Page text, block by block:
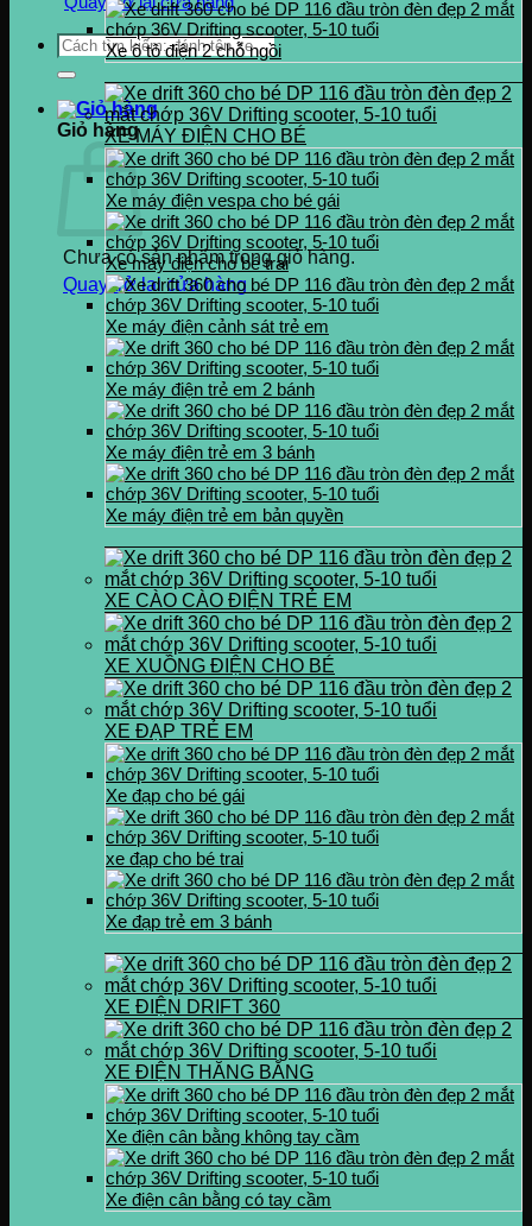
Tìm
kiếm:
Giỏ hàng
Chưa có sản phẩm trong giỏ hàng.
Quay trở lại cửa hàng
Xe ô tô điện 2 chỗ ngồi
XE MÁY ĐIỆN CHO BÉ
Xe máy điện vespa cho bé gái
Xe máy điện cho bé trai
Xe máy điện cảnh sát trẻ em
Xe máy điện trẻ em 2 bánh
Xe máy điện trẻ em 3 bánh
Xe máy điện trẻ em bản quyền
XE CÀO CÀO ĐIỆN TRẺ EM
XE XUỒNG ĐIỆN CHO BÉ
XE ĐẠP TRẺ EM
Xe đạp cho bé gái
xe đạp cho bé trai
Xe đạp trẻ em 3 bánh
XE ĐIỆN DRIFT 360
XE ĐIỆN THĂNG BẰNG
Xe điện cân bằng không tay cầm
Xe điện cân bằng có tay cầm